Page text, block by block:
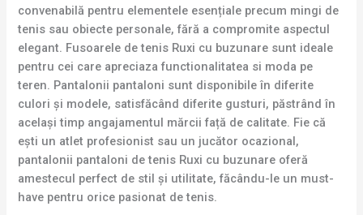
convenabilă pentru elementele esențiale precum mingi de
tenis sau obiecte personale, fără a compromite aspectul
elegant. Fusoarele de tenis Ruxi cu buzunare sunt ideale
pentru cei care apreciaza functionalitatea si moda pe
teren. Pantalonii pantaloni sunt disponibile în diferite
culori și modele, satisfăcând diferite gusturi, păstrând în
același timp angajamentul mărcii față de calitate. Fie că
ești un atlet profesionist sau un jucător ocazional,
pantalonii pantaloni de tenis Ruxi cu buzunare oferă
amestecul perfect de stil și utilitate, făcându-le un must-
have pentru orice pasionat de tenis.